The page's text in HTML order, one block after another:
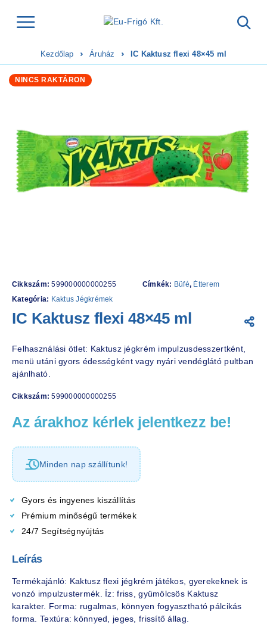
Kezdőlap Áruház IC Kaktusz flexi 48×45 ml
NINCS RAKTÁRON
Cikkszám:599000000000255
Kategória: Kaktus Jégkrémek
Címkék: Büfé, Étterem
IC Kaktusz flexi 48×45 ml
Felhasználási ötlet: Kaktusz jégkrém impulzusdesszertként,
menü utáni gyors édességként vagy nyári vendéglátó pultban
ajánlható.
Cikkszám:599000000000255
Az árakhoz kérlek jelentkezz be!
Minden nap szállítunk!
Gyors és ingyenes kiszállítás
Prémium minőségű termékek
24/7 Segítségnyújtás
Leírás
Termékajánló: Kaktusz flexi jégkrém játékos, gyerekeknek is
vonzó impulzustermék. Íz: friss, gyümölcsös Kaktusz
karakter. Forma: rugalmas, könnyen fogyasztható pálcikás
forma. Textúra: könnyed, jeges, frissítő állag.